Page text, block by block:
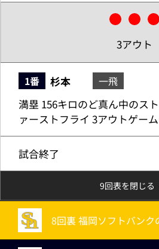
3アウト
1番 杉本 一飛
満塁 156キロのど真ん中のス
ァーストフライ 3アウトゲー
試合終了
9回表を閉じる
8回裏 福岡ソフトバンク